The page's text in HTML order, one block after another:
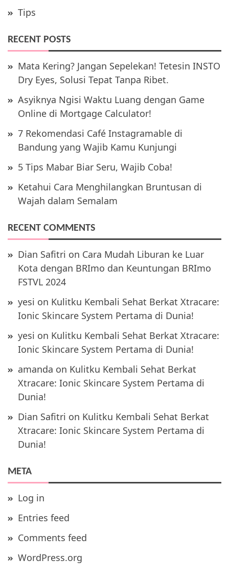
Tips
RECENT POSTS
Mata Kering? Jangan Sepelekan! Tetesin INSTO
Dry Eyes, Solusi Tepat Tanpa Ribet.
Asyiknya Ngisi Waktu Luang dengan Game
Online di Mortgage Calculator!
7 Rekomendasi Café Instagramable di
Bandung yang Wajib Kamu Kunjungi
5 Tips Mabar Biar Seru, Wajib Coba!
Ketahui Cara Menghilangkan Bruntusan di
Wajah dalam Semalam
RECENT COMMENTS
Dian Safitri on Cara Mudah Liburan ke Luar
Kota dengan BRImo dan Keuntungan BRImo
FSTVL 2024
yesi on Kulitku Kembali Sehat Berkat Xtracare:
Ionic Skincare System Pertama di Dunia!
yesi on Kulitku Kembali Sehat Berkat Xtracare:
Ionic Skincare System Pertama di Dunia!
amanda on Kulitku Kembali Sehat Berkat
Xtracare: Ionic Skincare System Pertama di
Dunia!
Dian Safitri on Kulitku Kembali Sehat Berkat
Xtracare: Ionic Skincare System Pertama di
Dunia!
META
Log in
Entries feed
Comments feed
WordPress.org